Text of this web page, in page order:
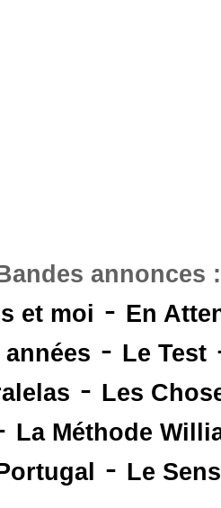
annonces
et moi - En
- Le Test
- Les
La Méthode
- Le